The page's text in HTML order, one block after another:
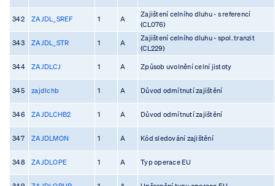
342 ZAJDL_SREF 1 A
Zajištení celního dluhu - s referencí
(CL076)
343 ZAJDL_STR 1 A
Zajištení celního dluhu - spol. tranzit
(CL229)
344 ZAJDLCJ 1 A Způsob uvolnění celní jistoty
345 zajdlchb 1 A Důvod odmítnutí zajištění
346 ZAJDLCHB2 1 A Důvod odmítnutí zajištění
347 ZAJDLMON 1 A Kód sledování zajištění
348 ZAJDLOPE 1 A Typ operace EU